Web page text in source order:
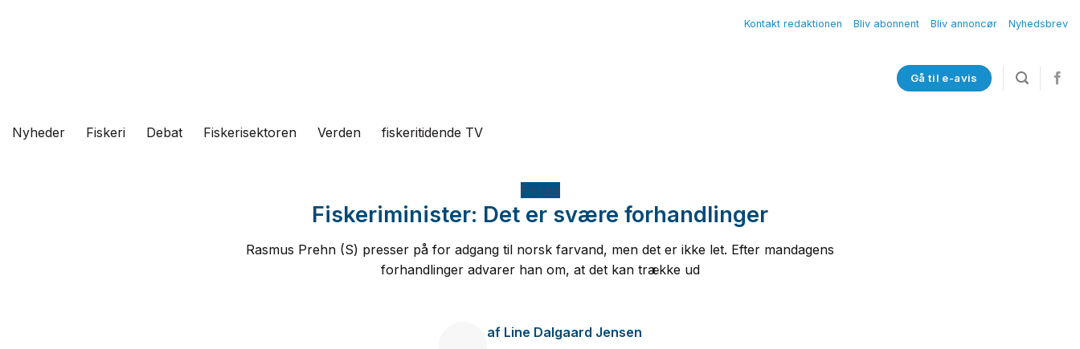
Kontakt redaktionen Bliv abonnent Bliv annoncør Nyhedsbrev
Gå til e-avis
Nyheder Fiskeri Debat Fiskerisektoren Verden fiskeritidende TV
Fiskeri
Fiskeriminister: Det er svære forhandlinger
Rasmus Prehn (S) presser på for adgang til norsk farvand, men det er ikke let. Efter mandagens
forhandlinger advarer han om, at det kan trække ud
afLine Dalgaard Jensen